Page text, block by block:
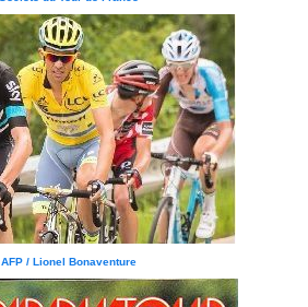
/ Lionel Bonaventure